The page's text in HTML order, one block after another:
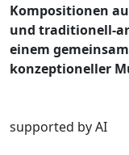
Kompositionen
und traditionell-
einem
konzeptioneller
supported by AI